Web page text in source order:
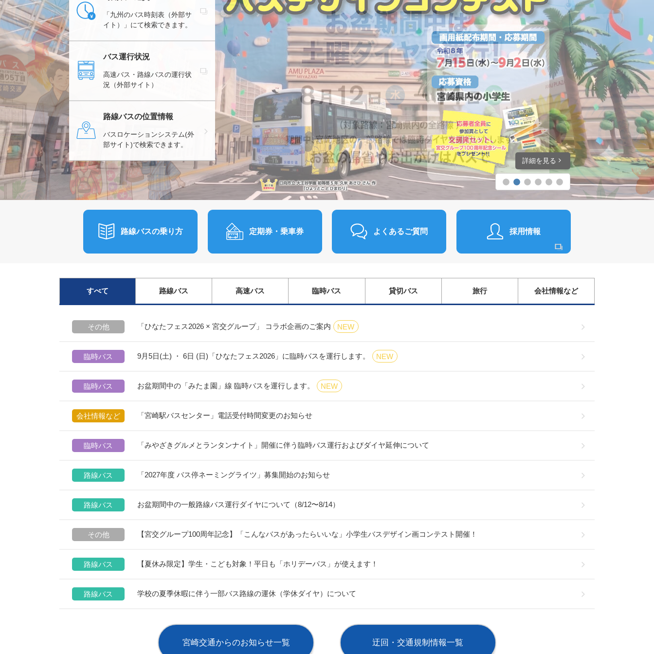
詳細を見る
詳細を見る
「九州のバス時刻表（外部サ
イト）」にて検索できます。
バス運行状況
高速バス・路線バスの運行状
況（外部サイト）
路線バスの位置情報
バスロケーションシステム(外
部サイト)で検索できます。
路線バスの乗り方 定期券・乗車券 よくあるご質問 採用情報
すべて 路線バス 高速バス 臨時バス 貸切バス 旅行 会社情報など
その他 「ひなたフェス2026 × 宮交グループ」 コラボ企画のご案内 NEW
臨時バス 9月5日(土) ・ 6日 (日)「ひなたフェス2026」に臨時バスを運行します。 NEW
臨時バス お盆期間中の「みたま園」線 臨時バスを運行します。 NEW
会社情報など 「宮崎駅バスセンター」電話受付時間変更のお知らせ
臨時バス 「みやざきグルメとランタンナイト」開催に伴う臨時バス運行およびダイヤ延伸について
路線バス 「2027年度 バス停ネーミングライツ」募集開始のお知らせ
路線バス お盆期間中の一般路線バス運行ダイヤについて（8/12〜8/14）
その他 【宮交グループ100周年記念】「こんなバスがあったらいいな」小学生バスデザイン画コンテスト開催！
路線バス 【夏休み限定】学生・こども対象！平日も「ホリデーパス」が使えます！
路線バス 学校の夏季休暇に伴う一部バス路線の運休（学休ダイヤ）について
宮崎交通からのお知らせ一覧 迂回・交通規制情報一覧